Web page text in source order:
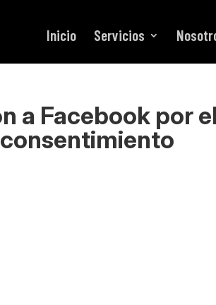
Inicio Servicios
a Facebook por